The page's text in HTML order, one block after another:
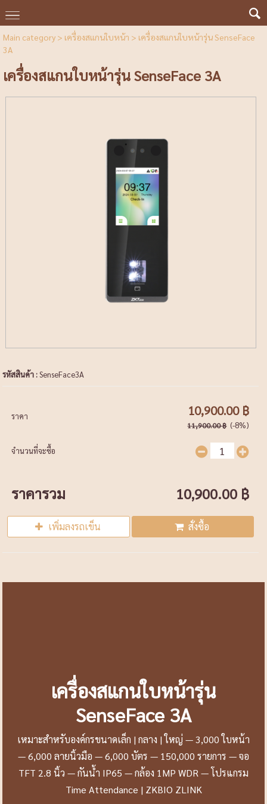
Main category> เครื่องสแกนใบหน้า > เครื่องสแกนใบหน้ารุ่น SenseFace
3A
เครื่องสแกนใบหน้ารุ่น SenseFace 3A
รหัสสินค้า :SenseFace3A
ราคา 10,900.00 ฿
11,900.00 ฿ (-8%)
จำนวนที่จะซื้อ
ราคารวม 10,900.00 ฿
เพิ่มลงรถเข็น สั่งซื้อ
เครื่องสแกนใบหน้ารุ่น
SenseFace 3A
เหมาะสำหรับองค์กรขนาดเล็ก | กลาง | ใหญ่ — 3,000 ใบหน้า
— 6,000 ลายนิ้วมือ — 6,000 บัตร — 150,000 รายการ — จอ
TFT 2.8 นิ้ว — กันน้ำ IP65 — กล้อง 1MP WDR — โปรแกรม
Time Attendance | ZKBIO ZLINK